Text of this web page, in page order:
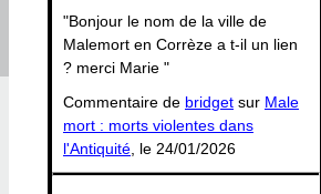
"Bonjour le nom de la ville de
Malemort en Corrèze a t-il un lien
? merci Marie "
Commentaire de bridget sur Male
mort : morts violentes dans
l'Antiquité , le 24/01/2026